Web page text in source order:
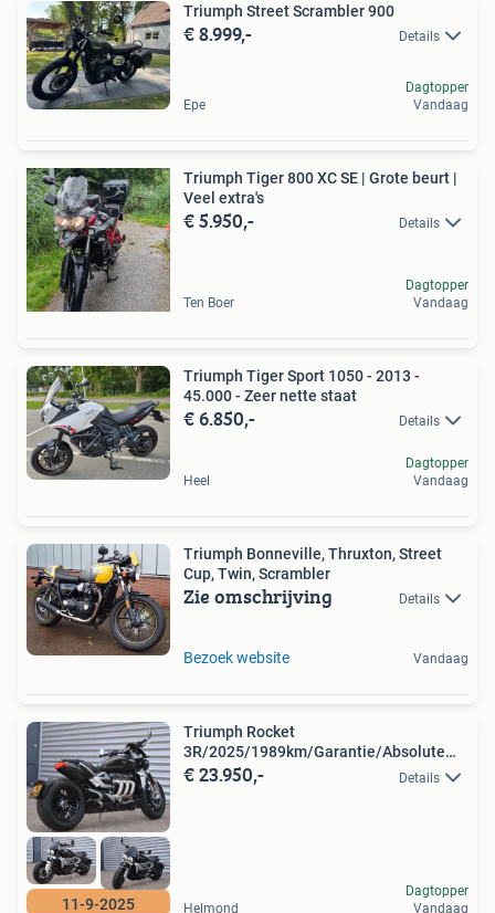
Triumph Street Scrambler 900
€ 8.999,- Details
Epe
Dagtopper
Vandaag
Triumph Tiger 800 XC SE | Grote beurt |
Veel extra's
€ 5.950,- Details
Ten Boer
Dagtopper
Vandaag
Triumph Tiger Sport 1050 - 2013 -
45.000 - Zeer nette staat
€ 6.850,- Details
Heel
Dagtopper
Vandaag
Triumph Bonneville, Thruxton, Street
Cup, Twin, Scrambler
Zie omschrijving Details
Bezoek website Vandaag
11-9-2025
Triumph Rocket
3R/2025/1989km/Garantie/Absolute
nieuwstaat!!
€ 23.950,- Details
Helmond
Dagtopper
Vandaag